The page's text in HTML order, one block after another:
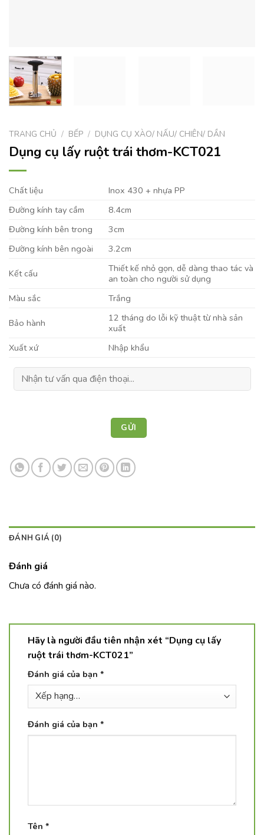
TRANG CHỦ / BẾP / DỤNG CỤ XÀO/ NẤU/ CHIÊN/ DẦN
Dụng cụ lấy ruột trái thơm-KCT021
Chất liệu
Inox 430 + nhựa PP
Đường kính tay cầm
8.4cm
Đường kính bên trong
3cm
Đường kính bên ngoài
3.2cm
Kết cấu
Thiết kế nhỏ gọn, dễ dàng thao tác và
an toàn cho người sử dụng
Màu sắc
Trắng
Bảo hành
12 tháng do lỗi kỹ thuật từ nhà sản
xuất
Xuất xứ
Nhập khẩu
ĐÁNH GIÁ (0)
Đánh giá
Chưa có đánh giá nào.
Hãy là người đầu tiên nhận xét “Dụng cụ lấy
ruột trái thơm-KCT021”
Đánh giá của bạn *
Đánh giá của bạn *
Tên *